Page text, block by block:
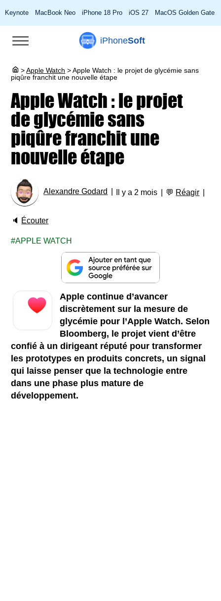
Keynote MacBook Neo iPhone 18 Pro iOS 27 MacOS Golden Gate
iPhoneSoft
> Apple Watch >Apple Watch : le projet de glycémie sans
piqûre franchit une nouvelle étape
Apple Watch : le projet
de glycémie sans
piqûre franchit une
nouvelle étape
Alexandre Godard Il y a 2 mois 💬 Réagir
🔈 Écouter
APPLE WATCH
Apple continue d’avancer
discrètement sur la mesure de
glycémie pour l’Apple Watch. Selon
Bloomberg, le projet vient d’être
confié à un dirigeant réputé pour transformer
les prototypes en produits concrets, un signal
qui laisse penser que la technologie entre
dans une phase plus mature de
développement.